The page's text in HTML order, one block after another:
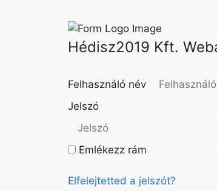
Hédisz2019 Kft.
Felhasználó név
Jelszó
Emlékezz rám
Elfelejtetted a jelszót?